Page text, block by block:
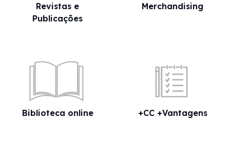
Imagem
Revistas e
Publicações
Merchandising
Biblioteca online +CC +Vantagens